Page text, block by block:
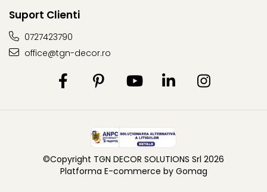
Suport Clienti
0727423790
office@tgn-decor.ro
©Copyright TGN DECOR SOLUTIONS Srl 2026
Platforma E-commerce by Gomag